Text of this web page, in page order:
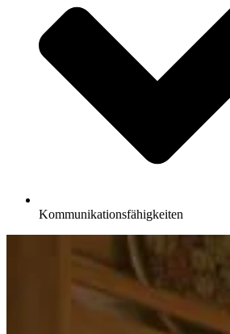
Kommunikationsfähigkeiten